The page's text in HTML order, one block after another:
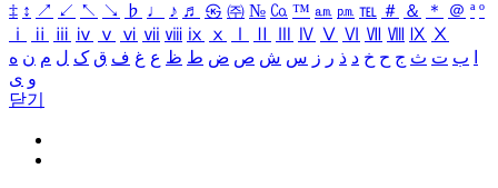
‡ ↕ ↗ ↙ ↖ ↘ ♭ ♩ ♪ ♬ ㉿ ㈜ № ㏇ ™ ㏂ ㏘ ℡ ＃ ＆ ＊ ＠ ª º
ⅰ
ⅱ ⅲ ⅳ ⅴ ⅵ ⅶ ⅷ ⅸ ⅹ Ⅳ Ⅴ Ⅵ Ⅶ Ⅷ Ⅸ Ⅹ
ب ت ث ج ح خ د ذ ر ز س ش ص ض ط ظ ع غ ف ق ک ل م ن ه
و ی
닫기